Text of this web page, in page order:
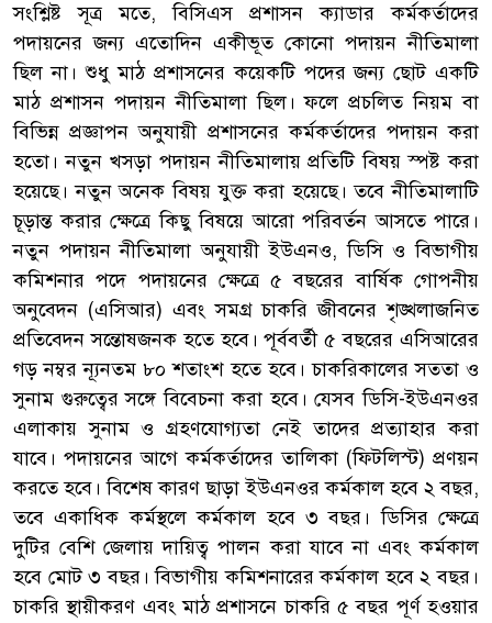
সংশ্লিষ্ট সূত্র মতে, বিসিএস প্রশাসন ক্যাডার কর্মকর্তাদের
পদায়নের জন্য এতোদিন একীভূত কোনো পদায়ন নীতিমালা
ছিল না। শুধু মাঠ প্রশাসনের কয়েকটি পদের জন্য ছোট একটি
মাঠ প্রশাসন পদায়ন নীতিমালা ছিল। ফলে প্রচলিত নিয়ম বা
বিভিন্ন প্রজ্ঞাপন অনুযায়ী প্রশাসনের কর্মকর্তাদের পদায়ন করা
হতো। নতুন খসড়া পদায়ন নীতিমালায় প্রতিটি বিষয় স্পষ্ট করা
হয়েছে। নতুন অনেক বিষয় যুক্ত করা হয়েছে। তবে নীতিমালাটি
চূড়ান্ত করার ক্ষেত্রে কিছু বিষয়ে আরো পরিবর্তন আসতে পারে।
নতুন পদায়ন নীতিমালা অনুযায়ী ইউএনও, ডিসি ও বিভাগীয়
কমিশনার পদে পদায়নের ক্ষেত্রে ৫ বছরের বার্ষিক গোপনীয়
অনুবেদন (এসিআর) এবং সমগ্র চাকরি জীবনের শৃঙ্খলাজনিত
প্রতিবেদন সন্তোষজনক হতে হবে। পূর্ববর্তী ৫ বছরের এসিআরের
গড় নম্বর ন্যূনতম ৮০ শতাংশ হতে হবে। চাকরিকালের সততা ও
সুনাম গুরুত্বের সঙ্গে বিবেচনা করা হবে। যেসব ডিসি-ইউএনওর
এলাকায় সুনাম ও গ্রহণযোগ্যতা নেই তাদের প্রত্যাহার করা
যাবে। পদায়নের আগে কর্মকর্তাদের তালিকা (ফিটলিস্ট) প্রণয়ন
করতে হবে। বিশেষ কারণ ছাড়া ইউএনওর কর্মকাল হবে ২ বছর,
তবে একাধিক কর্মস্থলে কর্মকাল হবে ৩ বছর। ডিসির ক্ষেত্রে
দুটির বেশি জেলায় দায়িত্ব পালন করা যাবে না এবং কর্মকাল
হবে মোট ৩ বছর। বিভাগীয় কমিশনারের কর্মকাল হবে ২ বছর।
চাকরি স্থায়ীকরণ এবং মাঠ প্রশাসনে চাকরি ৫ বছর পূর্ণ হওয়ার